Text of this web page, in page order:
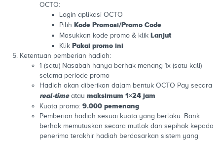
OCTO:
Login aplikasi OCTO
Pilih Kode Promosi/Promo Code
Masukkan kode promo & klik Lanjut
Klik Pakai promo ini
Ketentuan pemberian hadiah:
1 (satu) Nasabah hanya berhak menang 1x (satu kali)
selama periode promo
Hadiah akan diberikan dalam bentuk OCTO Pay secara
real-time atau maksimum 1×24 jam
Kuota promo: 9.000 pemenang
Pemberian hadiah sesuai kuota yang berlaku. Bank
berhak memutuskan secara mutlak dan sepihak kepada
penerima terakhir hadiah berdasarkan sistem yang